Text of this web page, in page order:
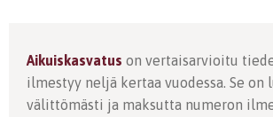
Aikuiskasvatus on vertaisarvioitu
ilmestyy neljä kertaa vuodessa. Se on
välittömästi ja maksutta numeron